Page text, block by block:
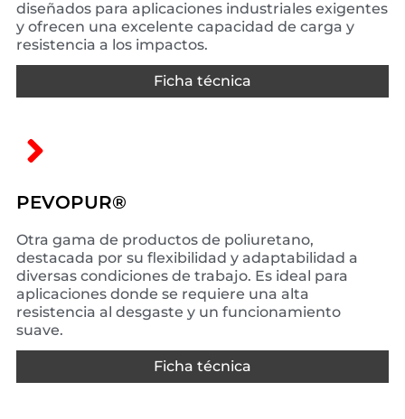
diseñados para aplicaciones industriales exigentes
y ofrecen una excelente capacidad de carga y
resistencia a los impactos.
Ficha técnica
PEVOPUR®
Otra gama de productos de poliuretano,
destacada por su flexibilidad y adaptabilidad a
diversas condiciones de trabajo. Es ideal para
aplicaciones donde se requiere una alta
resistencia al desgaste y un funcionamiento
suave.
Ficha técnica